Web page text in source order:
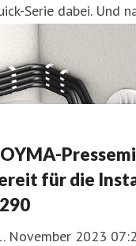
Serie dabei. Und
für die
November 2023